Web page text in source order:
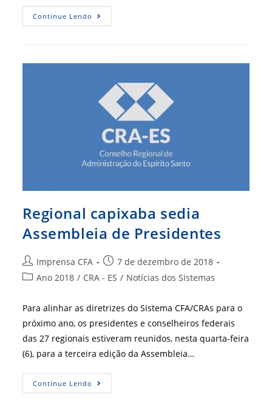
Continue Lendo IA
–
Regional capixaba sedia
Assembleia de Presidentes
Autor
do
Imprensa CFA
Post
publicado:
7 de dezembro de 2018
Categoria
post:
Ano 2018 / CRA - ES / Notícias dos Sistemas
Para alinhar as diretrizes do Sistema CFA/CRAs para o
próximo ano, os presidentes e conselheiros federais
das 27 regionais estiveram reunidos, nesta quarta-feira
(6), para a terceira edição da Assembleia…
Continue Lendo Regional
Capixaba